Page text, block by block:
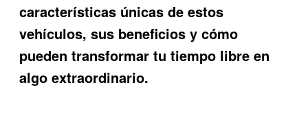
características únicas de estos
vehículos, sus beneficios y cómo
pueden transformar tu tiempo libre en
algo extraordinario.